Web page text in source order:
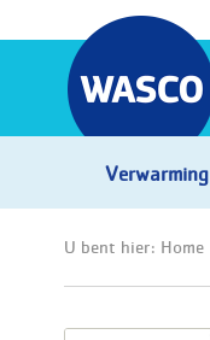
Verwarming
U bent hier: Home